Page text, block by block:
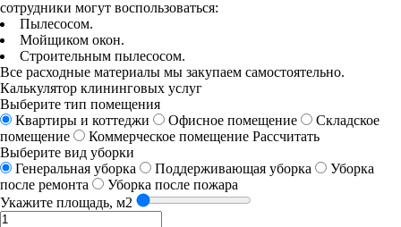
сотрудники могут воспользоваться:
Пылесосом.
Мойщиком окон.
Строительным пылесосом.
Все расходные материалы мы закупаем самостоятельно.
Калькулятор клининговых услуг
Выберите тип помещения
Квартиры и коттеджи
Офисное помещение
Складское
помещение
Коммерческое помещение Рассчитать
Выберите вид уборки
Генеральная уборка
Поддерживающая уборка
Уборка
после ремонта
Уборка после пожара
Укажите площадь, м2